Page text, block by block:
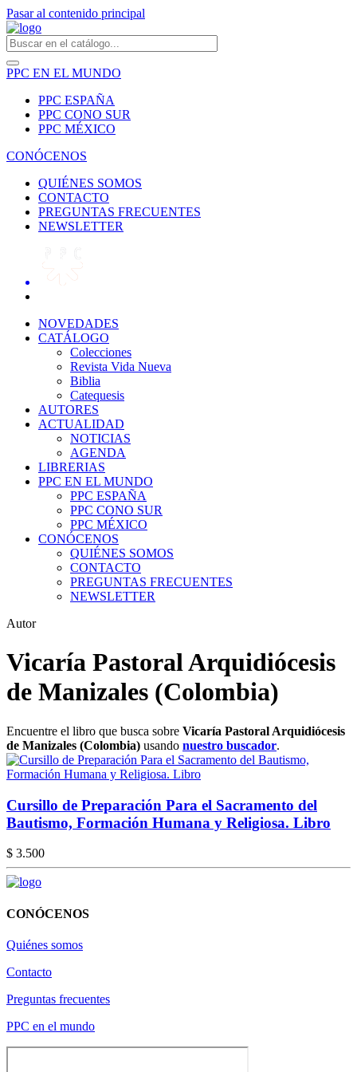
Pasar al contenido principal
PPC EN EL MUNDO
PPC ESPAÑA
PPC CONO SUR
PPC MÉXICO
CONÓCENOS
QUIÉNES SOMOS
CONTACTO
PREGUNTAS FRECUENTES
NEWSLETTER
NOVEDADES
CATÁLOGO
Colecciones
Revista Vida Nueva
Biblia
Catequesis
AUTORES
ACTUALIDAD
NOTICIAS
AGENDA
LIBRERIAS
PPC EN EL MUNDO
PPC ESPAÑA
PPC CONO SUR
PPC MÉXICO
CONÓCENOS
QUIÉNES SOMOS
CONTACTO
PREGUNTAS FRECUENTES
NEWSLETTER
Autor
Vicaría Pastoral Arquidiócesis
de Manizales (Colombia)
Encuentre el libro que busca sobre Vicaría Pastoral Arquidiócesis
de Manizales (Colombia) usando nuestro buscador.
Cursillo de Preparación Para el Sacramento del
Bautismo, Formación Humana y Religiosa. Libro
$ 3.500
CONÓCENOS
Quiénes somos
Contacto
Preguntas frecuentes
PPC en el mundo